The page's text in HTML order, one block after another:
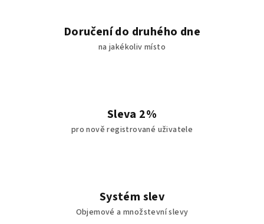
Doručení do druhého dne
na jakékoliv místo
Sleva 2%
pro nově registrované uživatele
Systém slev
Objemové a množstevní slevy